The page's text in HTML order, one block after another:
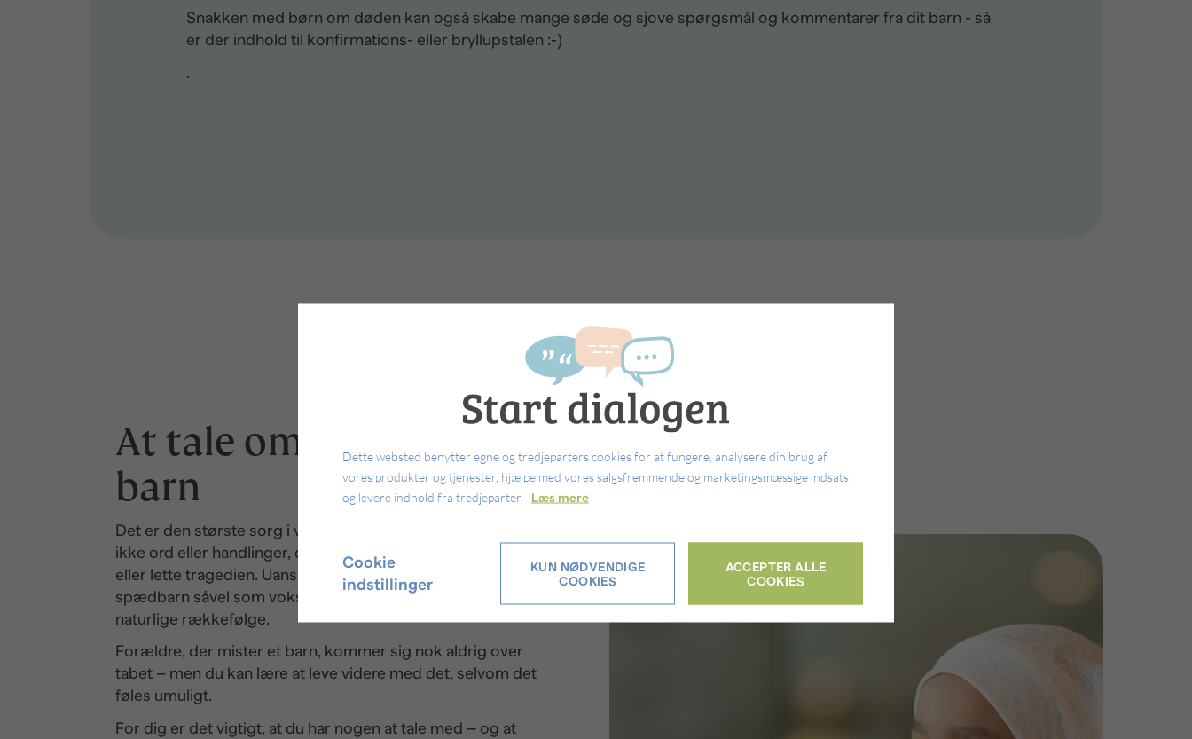
Snakken med børn om døden kan også skabe mange søde og sjove spørgsmål og kommentarer fra dit barn - så
er der indhold til konfirmations- eller bryllupstalen :-)
.
At tale om sit døde
barn
Det er den største sorg i verden at miste et barn. Der findes
ikke ord eller handlinger, der kan trøste eller lindre sorgen
eller lette tragedien. Uanset hvor gammelt dit barn var –
spædbarn såvel som voksent barn – er det ikke livets
naturlige rækkefølge.
Forældre, der mister et barn, kommer sig nok aldrig over
tabet – men du kan lære at leve videre med det, selvom det
føles umuligt.
For dig er det vigtigt, at du har nogen at tale med – og at
Dette websted benytter egne og tredjeparters cookies for at fungere, analysere din brug af
vores produkter og tjenester, hjælpe med vores salgsfremmende og marketingsmæssige indsats
og levere indhold fra tredjeparter. Læs mere
Cookie
indstillinger
KUN NØDVENDIGE
COOKIES
ACCEPTER ALLE
COOKIES